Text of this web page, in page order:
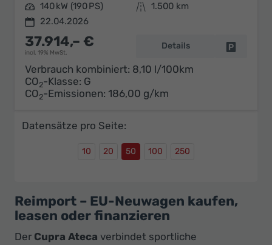
Leistung 140 kW (190 PS) Kilometerstand 1.500 km
22.04.2026
37.914,– €
incl. 19% MwSt.
Details
Verbrauch kombiniert: 8,10 l/100km
CO2-Klasse: G
CO2-Emissionen: 186,00 g/km
Datensätze pro Seite:
10 20 50 100 250
Reimport – EU-Neuwagen kaufen,
leasen oder finanzieren
Der Cupra Ateca verbindet sportliche